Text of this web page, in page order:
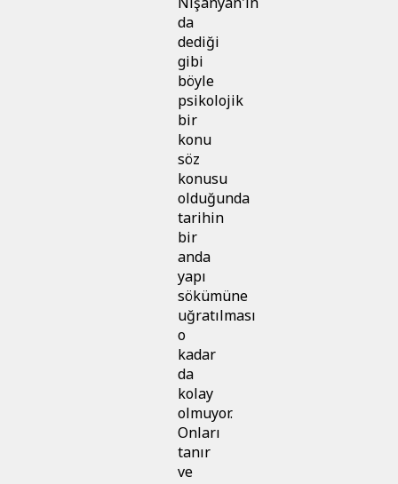
da
dediği
gibi
böyle
psikolojik
bir
konu
söz
konusu
olduğunda
tarihin
bir
anda
yapı
sökümüne
uğratılması
o
kadar
da
kolay
olmuyor.
Onları
tanır
ve